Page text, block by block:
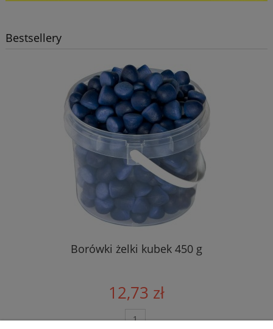
Bestsellery
Borówki żelki kubek 450 g
12,73 zł